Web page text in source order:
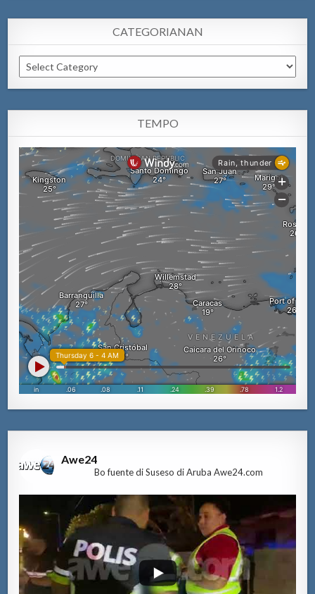
CATEGORIANAN
Categorianan
TEMPO
Awe24
Bo fuente di Suseso di Aruba Awe24.com